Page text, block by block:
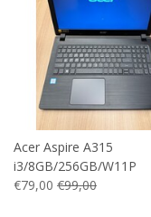
Acer Aspire A315
i3/8GB/256GB/W11P
€79,00 €99,00